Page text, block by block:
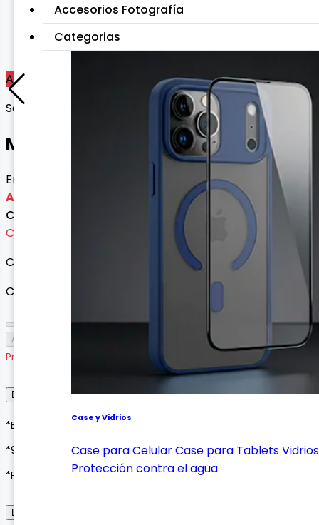
Accesorios Fotografía
Categorias
Case y Vidrios
Case para CelularCase para TabletsVidrios
Protección contra el agua
Agotado
Sonido Auricular
MANOS LIBRES 5G DISEÑO
Envío gratis con esta oferta
Agotado
Consultar precio
Cargando variantes...
Cargando variantes disponibles...
Cantidad
Agotado
Producto agotado
Envío, Entrega y Garantía
*Envíos a todo Colombia*
*90 días de garantía*
*Pagos seguros con Wompi o contraentrega*
Descripción del Producto